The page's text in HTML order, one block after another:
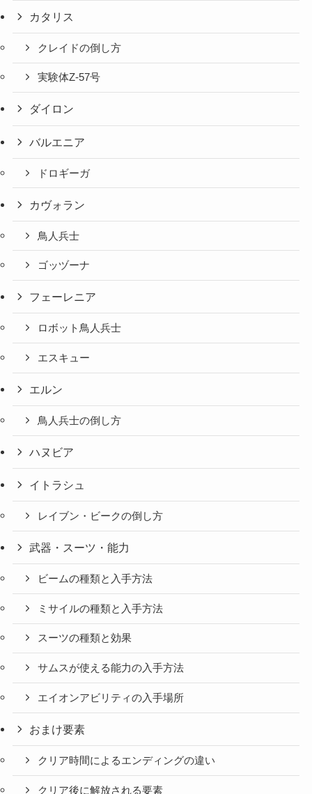
カタリス
クレイドの倒し方
実験体Z-57号
ダイロン
バルエニア
ドロギーガ
カヴォラン
鳥人兵士
ゴッヅーナ
フェーレニア
ロボット鳥人兵士
エスキュー
エルン
鳥人兵士の倒し方
ハヌビア
イトラシュ
レイブン・ビークの倒し方
武器・スーツ・能力
ビームの種類と入手方法
ミサイルの種類と入手方法
スーツの種類と効果
サムスが使える能力の入手方法
エイオンアビリティの入手場所
おまけ要素
クリア時間によるエンディングの違い
クリア後に解放される要素